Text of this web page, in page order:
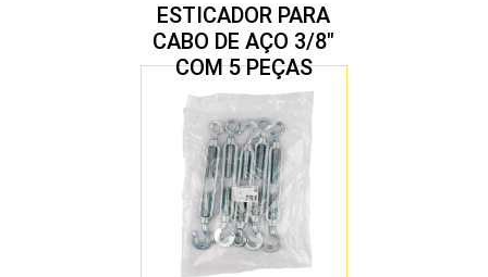
ESTICADOR PARA
CABO DE AÇO 3/8″
COM 5 PEÇAS